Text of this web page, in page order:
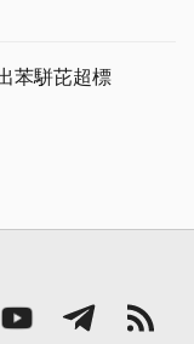
苯駢芘超標